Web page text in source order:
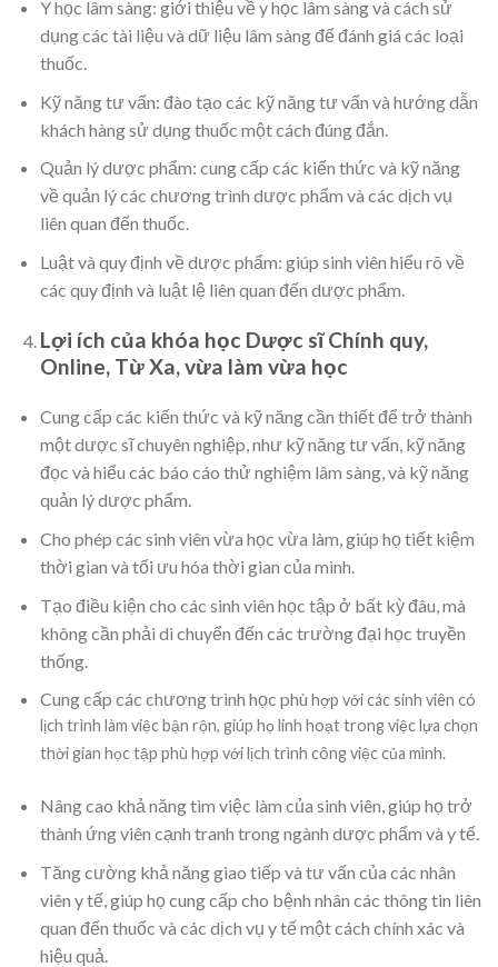
Y học lâm sàng: giới thiệu về y học lâm sàng và cách sử
dụng các tài liệu và dữ liệu lâm sàng để đánh giá các loại
thuốc.
Kỹ năng tư vấn: đào tạo các kỹ năng tư vấn và hướng dẫn
khách hàng sử dụng thuốc một cách đúng đắn.
Quản lý dược phẩm: cung cấp các kiến thức và kỹ năng
về quản lý các chương trình dược phẩm và các dịch vụ
liên quan đến thuốc.
Luật và quy định về dược phẩm: giúp sinh viên hiểu rõ về
các quy định và luật lệ liên quan đến dược phẩm.
Lợi ích của khóa học Dược sĩ Chính quy,
Online, Từ Xa, vừa làm vừa học
Cung cấp các kiến thức và kỹ năng cần thiết để trở thành
một dược sĩ chuyên nghiệp, như kỹ năng tư vấn, kỹ năng
đọc và hiểu các báo cáo thử nghiệm lâm sàng, và kỹ năng
quản lý dược phẩm.
Cho phép các sinh viên vừa học vừa làm, giúp họ tiết kiệm
thời gian và tối ưu hóa thời gian của mình.
Tạo điều kiện cho các sinh viên học tập ở bất kỳ đâu, mà
không cần phải di chuyển đến các trường đại học truyền
thống.
Cung cấp các chương trình học phù hợp với các sinh viên có
lịch trình làm việc bận rộn, giúp họ linh hoạt trong việc lựa chọn
thời gian học tập phù hợp với lịch trình công việc của mình.
Nâng cao khả năng tìm việc làm của sinh viên, giúp họ trở
thành ứng viên cạnh tranh trong ngành dược phẩm và y tế.
Tăng cường khả năng giao tiếp và tư vấn của các nhân
viên y tế, giúp họ cung cấp cho bệnh nhân các thông tin liên
quan đến thuốc và các dịch vụ y tế một cách chính xác và
hiệu quả.